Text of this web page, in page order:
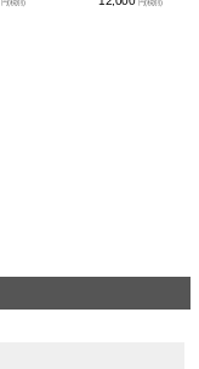
円(税別) 円(税別)